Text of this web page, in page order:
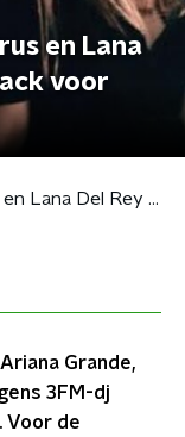
en Lana
voor
Ariana Grande, Miley Cyrus en Lana Del Rey in een nieuwe track voor Charlie's Angels
Grande,
3FM-dj
Voor de